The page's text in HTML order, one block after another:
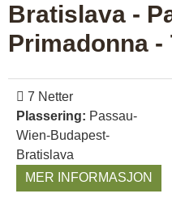
Bratislava -
Primadonna -
7 Netter
Plassering: Passau-
Wien-Budapest-
Bratislava
MER INFORMASJON